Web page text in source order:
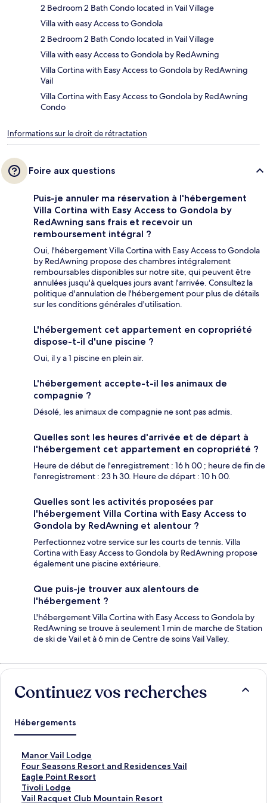
2 Bedroom 2 Bath Condo located in Vail Village
Villa with easy Access to Gondola
2 Bedroom 2 Bath Condo located in Vail Village
Villa with easy Access to Gondola by RedAwning
Villa Cortina with Easy Access to Gondola by RedAwning
Vail
Villa Cortina with Easy Access to Gondola by RedAwning
Condo
Informations sur le droit de rétractation
Foire aux questions
Puis-je annuler ma réservation à l'hébergement
Villa Cortina with Easy Access to Gondola by
RedAwning sans frais et recevoir un
remboursement intégral ?
Oui, l'hébergement Villa Cortina with Easy Access to Gondola
by RedAwning propose des chambres intégralement
remboursables disponibles sur notre site, qui peuvent être
annulées jusqu'à quelques jours avant l'arrivée. Consultez la
politique d'annulation de l'hébergement pour plus de détails
sur les conditions générales d'utilisation.
L'hébergement cet appartement en copropriété
dispose-t-il d'une piscine ?
Oui, il y a 1 piscine en plein air.
L'hébergement accepte-t-il les animaux de
compagnie ?
Désolé, les animaux de compagnie ne sont pas admis.
Quelles sont les heures d'arrivée et de départ à
l'hébergement cet appartement en copropriété ?
Heure de début de l'enregistrement : 16 h 00 ; heure de fin de
l'enregistrement : 23 h 30. Heure de départ : 10 h 00.
Quelles sont les activités proposées par
l'hébergement Villa Cortina with Easy Access to
Gondola by RedAwning et alentour ?
Perfectionnez votre service sur les courts de tennis. Villa
Cortina with Easy Access to Gondola by RedAwning propose
également une piscine extérieure.
Que puis-je trouver aux alentours de
l'hébergement ?
L'hébergement Villa Cortina with Easy Access to Gondola by
RedAwning se trouve à seulement 1 min de marche de Station
de ski de Vail et à 6 min de Centre de soins Vail Valley.
Continuez vos recherches
Hébergements
Manor Vail Lodge
L
i
e
n
o
Four Seasons Resort and Residences Vail
L
i
e
n
Eagle Point Resort
L
i
e
Tivoli Lodge
L
iVail Racquet Club Mountain Resort
L